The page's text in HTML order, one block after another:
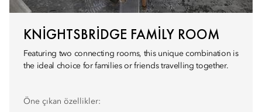
KNIGHTSBRIDGE FAMILY ROOM
Featuring two connecting rooms, this unique combination is
the ideal choice for families or friends travelling together.
Öne çıkan özellikler: